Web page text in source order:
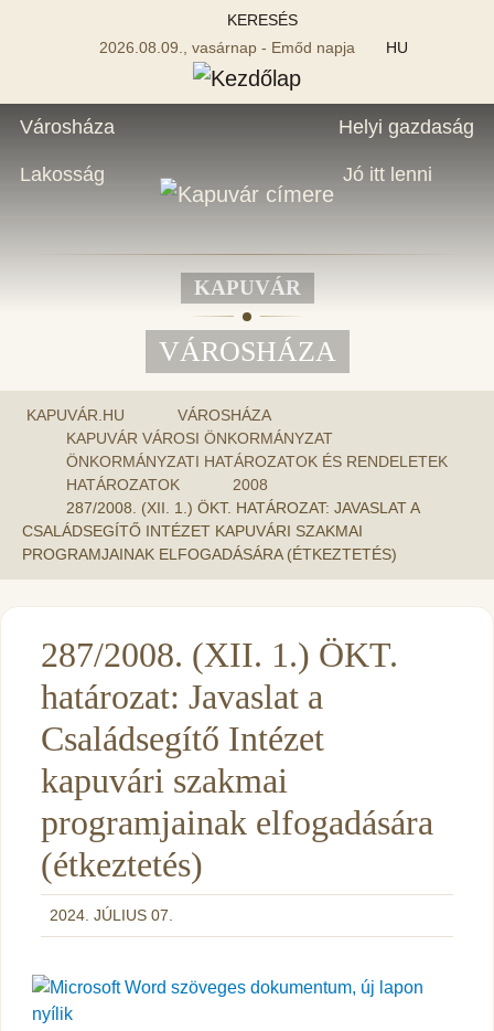
KERESÉS
2026.08.09., vasárnap - Emőd napja
HU
Városháza
Lakosság
Helyi gazdaság
Jó itt lenni
KAPUVÁR
VÁROSHÁZA
KAPUVÁR.HU
VÁROSHÁZA
KAPUVÁR VÁROSI ÖNKORMÁNYZAT
ÖNKORMÁNYZATI HATÁROZATOK ÉS RENDELETEK
HATÁROZATOK
2008
287/2008. (XII. 1.) ÖKT. HATÁROZAT: JAVASLAT A
CSALÁDSEGÍTŐ INTÉZET KAPUVÁRI SZAKMAI
PROGRAMJAINAK ELFOGADÁSÁRA (ÉTKEZTETÉS)
287/2008. (XII. 1.) ÖKT.
határozat: Javaslat a
Családsegítő Intézet
kapuvári szakmai
programjainak elfogadására
(étkeztetés)
2024. JÚLIUS 07.